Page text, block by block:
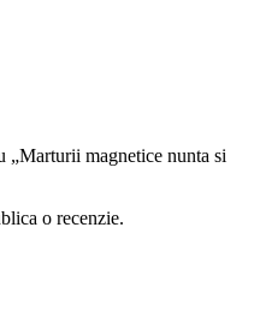
„Marturii magnetice nunta si
o recenzie.